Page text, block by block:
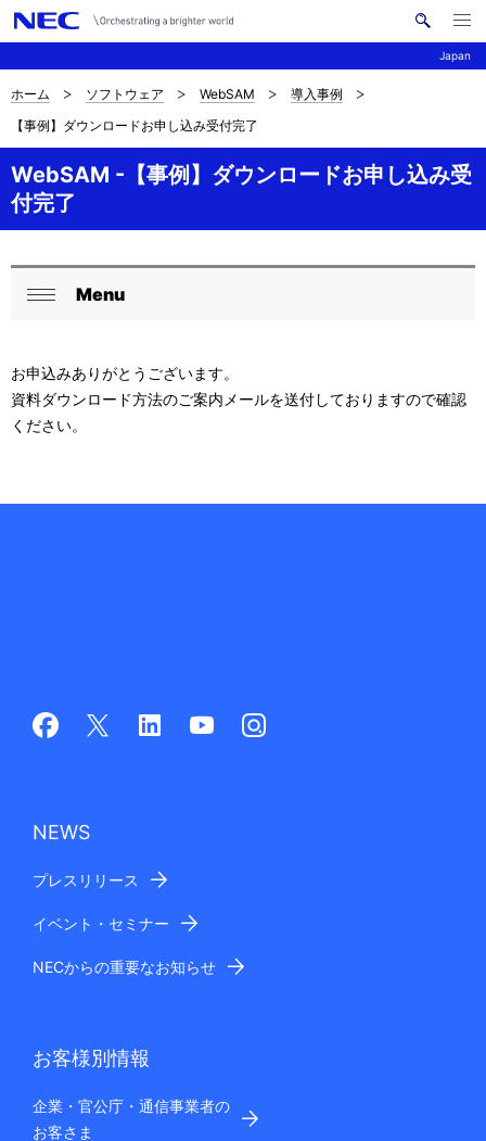
Japan
イ
メ
ニ
ュ
ナ
ビ
ゲ
ー
ョ
サ
イ
ト
内
の
現
位
置
ホーム ソフトウェア WebSAM
導入事例
【事例】ダウンロードお申し込み受付完了
WebSAM -【事例】ダウンロードお申し込み受
付完了
ロ
カ
ル
ビ
る
Menu
お申込みありがとうございます。
資料ダウンロード方法のご案内メールを送付しておりますので確認
ください。
NEWS
プレスリリース
イベント・セミナー
NECからの重要なお知らせ
お客様別情報
企業・官公庁・通信事業者の
お客さま